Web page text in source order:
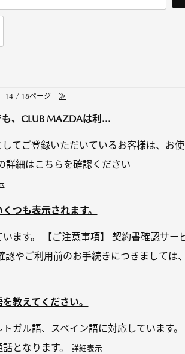
14 / 18ページ ≫
、CLUB MAZDAは利...
てご登録いただいているお客様は、お
細はこちらを確認ください
つも表示されます。
ます。 【ご注意事項】 契約書確認サー
やご利用前のお手続きにつきましては
教えてください。
ガル語、スペイン語に対応しています
となります。
詳細表示